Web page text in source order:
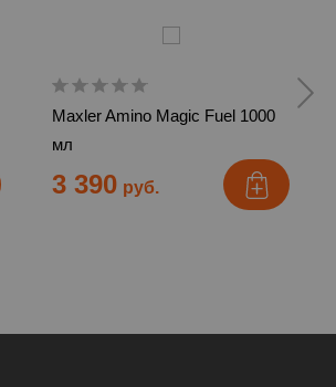
Maxler Amino Magic Fuel 1000
мл
3 390 руб.